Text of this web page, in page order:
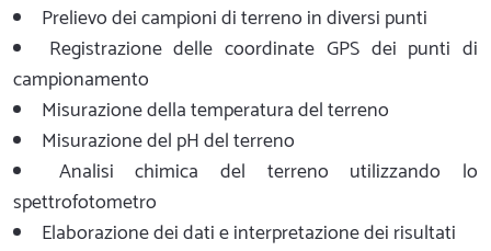
Prelievo dei campioni di terreno in diversi punti
Registrazione delle coordinate GPS dei punti di
campionamento
Misurazione della temperatura del terreno
Misurazione del pH del terreno
Analisi chimica del terreno utilizzando lo
spettrofotometro
Elaborazione dei dati e interpretazione dei risultati